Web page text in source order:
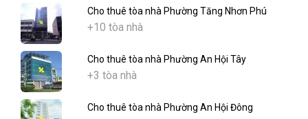
Cho thuê tòa nhà Phường Tăng Nhơn Phú
+10 tòa nhà
Cho thuê tòa nhà Phường An Hội Tây
+3 tòa nhà
Cho thuê tòa nhà Phường An Hội Đông